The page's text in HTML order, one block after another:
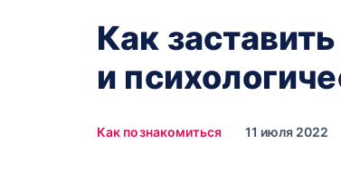
Как
и
Как познакомиться 11 июля 2022